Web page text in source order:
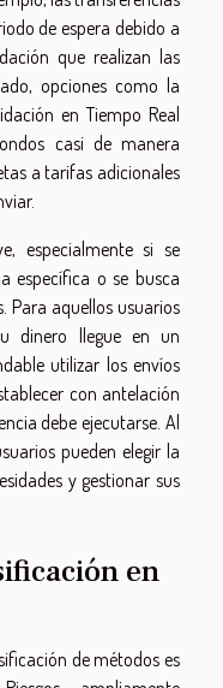
de espera debido a
que realizan las
opciones como la
en Tiempo Real
casi de manera
a tarifas adicionales
especialmente si se
específica o se busca
Para aquellos usuarios
dinero llegue en un
utilizar los envíos
con antelación
debe ejecutarse. Al
pueden elegir la
y gestionar sus
en
de métodos es